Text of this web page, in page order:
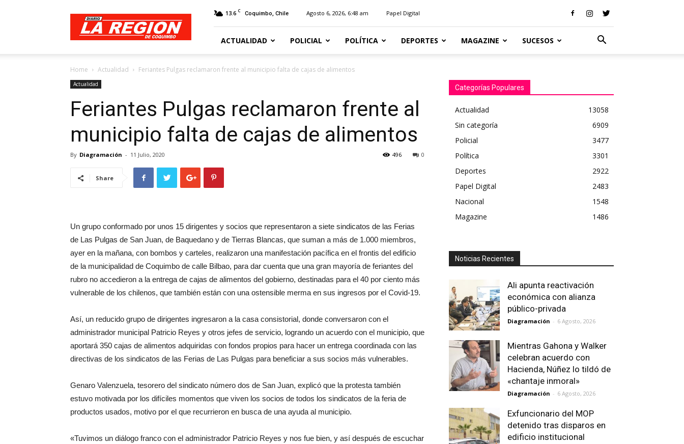
Diario
Región
13.6 C Coquimbo, Chile Agosto 6, 2026, 6:48 am Papel Digital
ACTUALIDAD POLICIAL POLÍTICA DEPORTES MAGAZINE SUCESOS
Home Actualidad Feriantes Pulgas reclamaron frente al municipio falta de cajas de alimentos
Actualidad
Feriantes Pulgas reclamaron frente al
municipio falta de cajas de alimentos
By Diagramación - 11 Julio, 2020 0
496
Share
Un grupo conformado por unos 15 dirigentes y socios que representaron a siete sindicatos de las Ferias
de Las Pulgas de San Juan, de Baquedano y de Tierras Blancas, que suman a más de 1.000 miembros,
ayer en la mañana, con bombos y carteles, realizaron una manifestación pacífica en el frontis del edificio
de la municipalidad de Coquimbo de calle Bilbao, para dar cuenta que una gran mayoría de feriantes del
rubro no accedieron a la entrega de cajas de alimentos del gobierno, destinadas para el 40 por ciento más
vulnerable de los chilenos, que también están con una ostensible merma en sus ingresos por el Covid-19.
Así, un reducido grupo de dirigentes ingresaron a la casa consistorial, donde conversaron con el
administrador municipal Patricio Reyes y otros jefes de servicio, logrando un acuerdo con el municipio, que
aportará 350 cajas de alimentos adquiridas con fondos propios para hacer un entrega coordinada con las
directivas de los sindicatos de las Ferias de Las Pulgas para beneficiar a sus socios más vulnerables.
Genaro Valenzuela, tesorero del sindicato número dos de San Juan, explicó que la protesta también
estuvo motivada por los difíciles momentos que viven los socios de todos los sindicatos de la feria de
productos usados, motivo por el que recurrieron en busca de una ayuda al municipio.
«Tuvimos un diálogo franco con el administrador Patricio Reyes y nos fue bien, y así después de escuchar
Categorías Populares
Actualidad
13058
Sin categoría
6909
Policial
3477
Política
3301
Deportes
2922
Papel Digital
2483
Nacional
1548
Magazine
1486
Noticias Recientes
Ali apunta reactivación
económica con alianza
público-privada
Diagramación - 6 Agosto, 2026
Mientras Gahona y Walker
celebran acuerdo con
Hacienda, Núñez lo tildó de
«chantaje inmoral»
Diagramación - 6 Agosto, 2026
Exfuncionario del MOP
detenido tras disparos en
edificio institucional